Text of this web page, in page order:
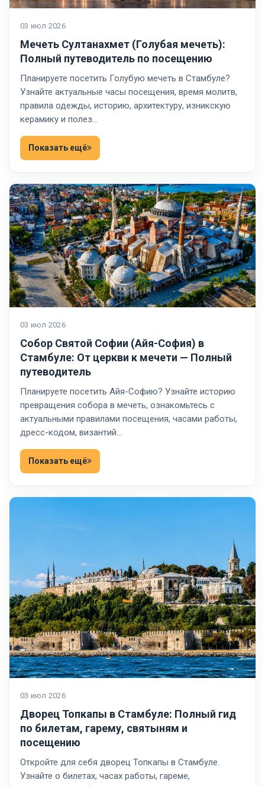
03 июл 2026
Мечеть Султанахмет (Голубая мечеть):
Полный путеводитель по посещению
Планируете посетить Голубую мечеть в Стамбуле?
Узнайте актуальные часы посещения, время молитв,
правила одежды, историю, архитектуру, изникскую
керамику и полез…
Показать ещё
03 июл 2026
Собор Святой Софии (Айя-София) в
Стамбуле: От церкви к мечети — Полный
путеводитель
Планируете посетить Айя-Софию? Узнайте историю
превращения собора в мечеть, ознакомьтесь с
актуальными правилами посещения, часами работы,
дресс-кодом, византий…
Показать ещё
03 июл 2026
Дворец Топкапы в Стамбуле: Полный гид
по билетам, гарему, святыням и
посещению
Откройте для себя дворец Топкапы в Стамбуле.
Узнайте о билетах, часах работы, гареме,